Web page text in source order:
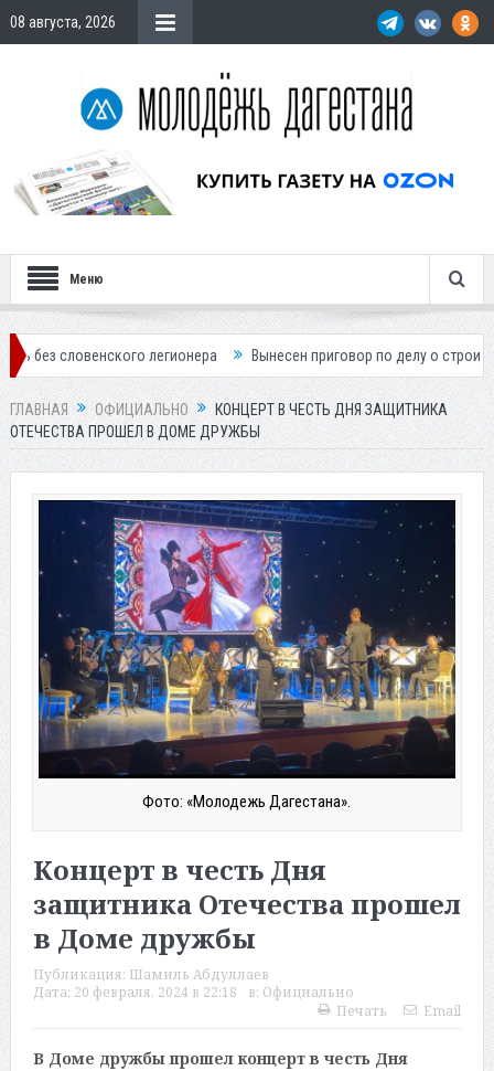
08 августа, 2026
Меню
легионера Вынесен приговор по делу о строительстве
ГЛАВНАЯ ОФИЦИАЛЬНО
КОНЦЕРТ В ЧЕСТЬ ДНЯ ЗАЩИТНИКА
ОТЕЧЕСТВА ПРОШЕЛ В ДОМЕ ДРУЖБЫ
Фото: «Молодежь Дагестана».
Концерт в честь Дня
защитника Отечества прошел
в Доме дружбы
Публикация: Шамиль Абдуллаев
Дата: 20 февраля, 2024 в 22:18 в: Официально
Печать
Email
В Доме дружбы прошел концерт в честь Дня